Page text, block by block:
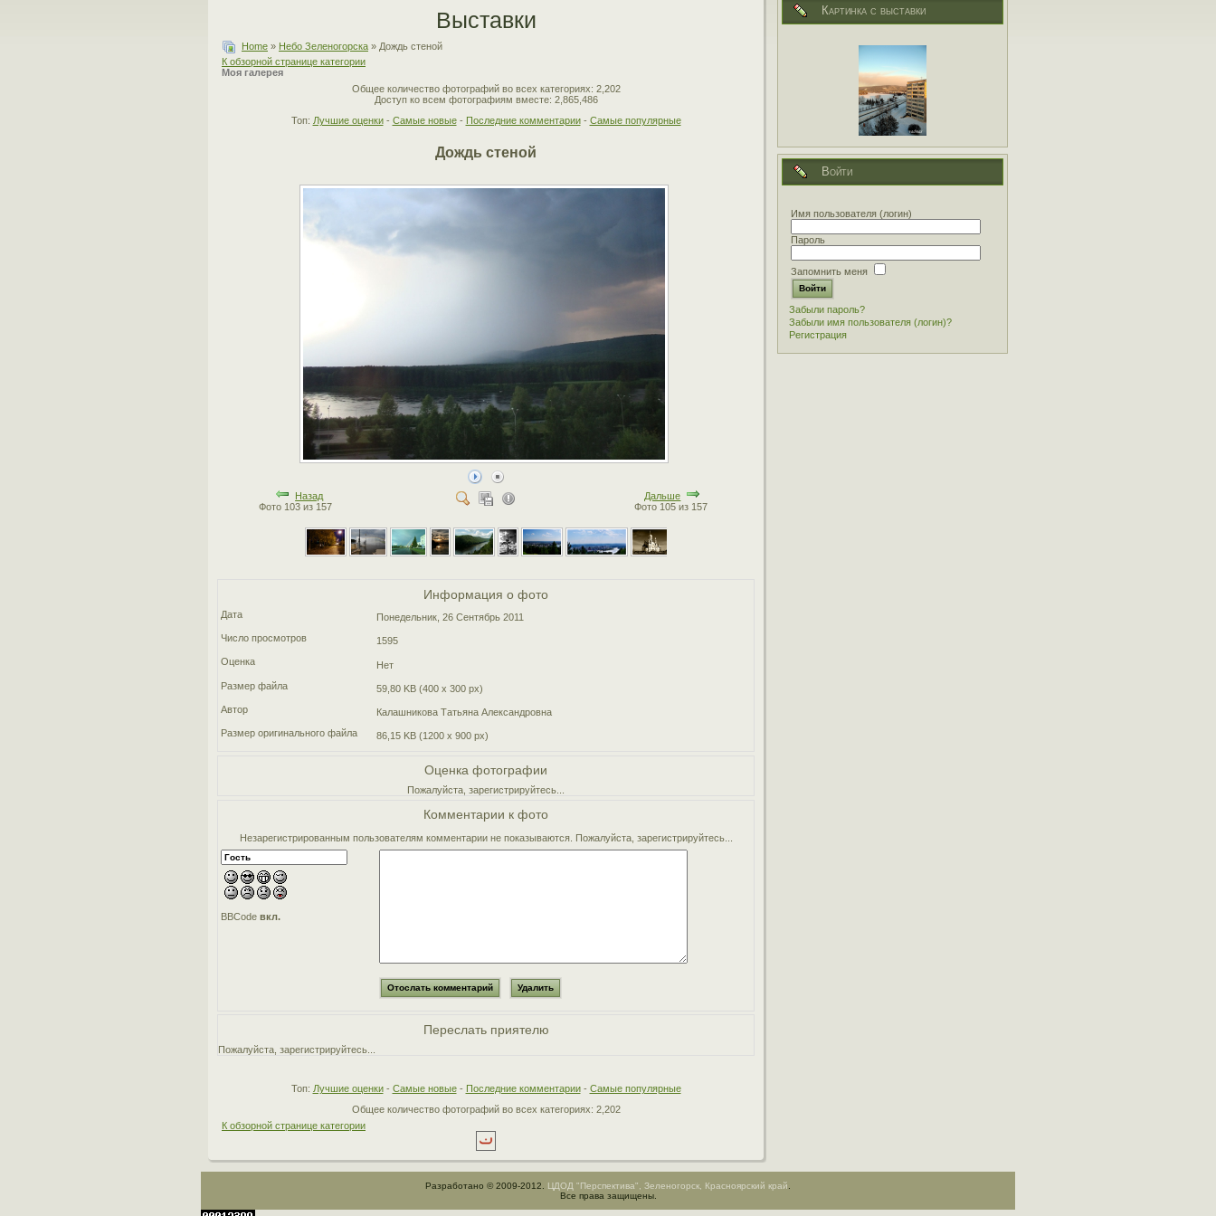
Выставки
Home » Небо Зеленогорска » Дождь стеной
К обзорной странице категории
Моя галерея
Общее количество фотографий во всех категориях: 2,202
Доступ ко всем фотографиям вместе: 2,865,486
Топ: Лучшие оценки- Самые новые- Последние комментарии- Самые популярные
Дождь стеной
Назад
Фото 103 из 157
Дальше
Фото 105 из 157
Информация о фото
Дата
Понедельник, 26 Сентябрь 2011
Число просмотров
1595
Оценка
Нет
Размер файла
59,80 KB (400 x 300 px)
Автор
Калашникова Татьяна Александровна
Размер оригинального файла
86,15 KB (1200 x 900 px)
Оценка фотографии
Пожалуйста, зарегистрируйтесь...
Комментарии к фото
Незарегистрированным пользователям комментарии не показываются. Пожалуйста, зарегистрируйтесь...
BBCodeвкл.
Переслать приятелю
Пожалуйста, зарегистрируйтесь...
Топ: Лучшие оценки- Самые новые- Последние комментарии- Самые популярные
Общее количество фотографий во всех категориях: 2,202
К обзорной странице категории
Картинка с выставки
Войти
Имя пользователя (логин)
Пароль
Запомнить меня
Забыли пароль?
Забыли имя пользователя (логин)?
Регистрация
Разработано © 2009-2012. ЦДОД "Перспектива", Зеленогорск, Красноярский край.
Все права защищены.